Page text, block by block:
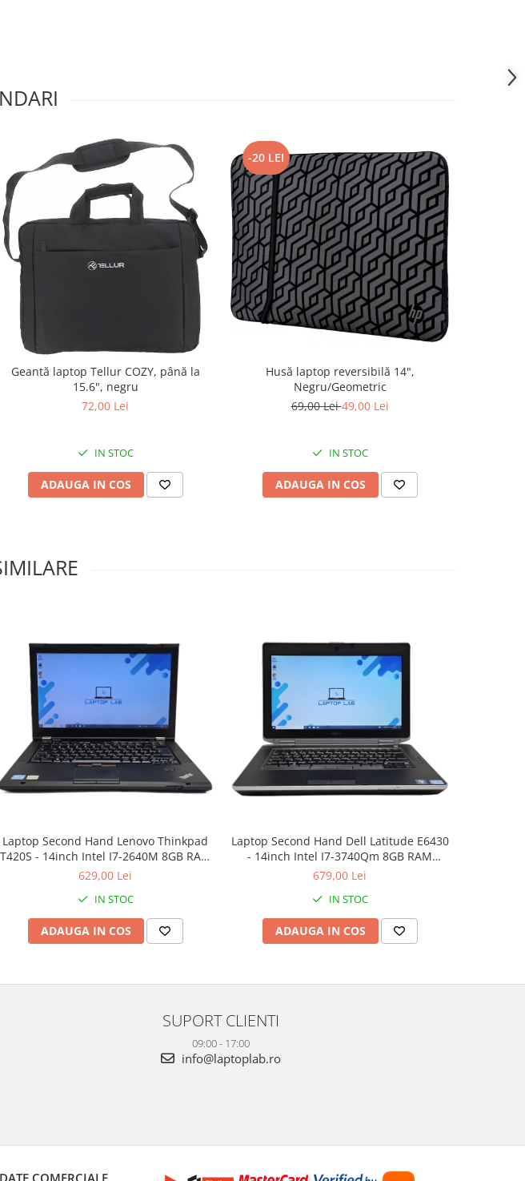
Geantă laptop Tellur COZY, până la
15.6", negru
72,00 Lei
IN STOC
ADAUGA IN COS
-20 LEI
Husă laptop reversibilă 14",
Negru/Geometric
69,00 Lei49,00 Lei
IN STOC
ADAUGA IN COS
Laptop Second Hand Lenovo Thinkpad
T420S - 14inch Intel I7-2640M 8GB RAM
160GB SSD Windows 10 Refurbished
629,00 Lei
IN STOC
ADAUGA IN COS
Laptop Second Hand Dell Latitude E6430
- 14inch Intel I7-3740Qm 8GB RAM
500GB HDD Nvidia NVS 5200M 1GB
679,00 Lei
IN STOC
ADAUGA IN COS
SUPORT CLIENTI
09:00 - 17:00
info@laptoplab.ro